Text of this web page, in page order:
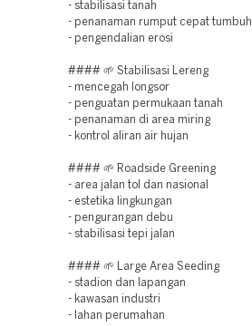
- stabilisasi tanah
- penanaman rumput cepat tumbuh
- pengendalian erosi
#### 🌱 Stabilisasi Lereng
- mencegah longsor
- penguatan permukaan tanah
- penanaman di area miring
- kontrol aliran air hujan
#### 🌱 Roadside Greening
- area jalan tol dan nasional
- estetika lingkungan
- pengurangan debu
- stabilisasi tepi jalan
#### 🌱 Large Area Seeding
- stadion dan lapangan
- kawasan industri
- lahan perumahan